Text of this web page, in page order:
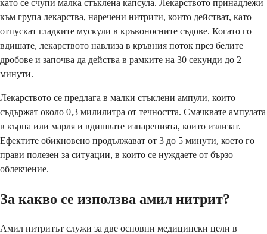
като се счупи малка стъклена капсула. Лекарството принадлежи
към група лекарства, наречени нитрити, които действат, като
отпускат гладките мускули в кръвоносните съдове. Когато го
вдишате, лекарството навлиза в кръвния поток през белите
дробове и започва да действа в рамките на 30 секунди до 2
минути.
Лекарството се предлага в малки стъклени ампули, които
съдържат около 0,3 милилитра от течността. Смачквате ампулата
в кърпа или марля и вдишвате изпаренията, които излизат.
Ефектите обикновено продължават от 3 до 5 минути, което го
прави полезен за ситуации, в които се нуждаете от бързо
облекчение.
За какво се използва амил нитрит?
Амил нитритът служи за две основни медицински цели в